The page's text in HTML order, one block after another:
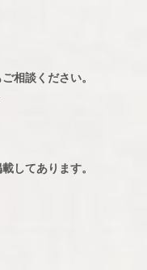
相談ください。
してあります。